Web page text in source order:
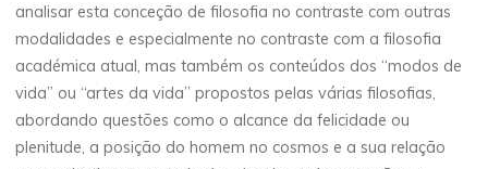
analisar esta conceção de filosofia no contraste com outras
modalidades e especialmente no contraste com a filosofia
académica atual, mas também os conteúdos dos “modos de
vida” ou “artes da vida” propostos pelas várias filosofias,
abordando questões como o alcance da felicidade ou
plenitude, a posição do homem no cosmos e a sua relação